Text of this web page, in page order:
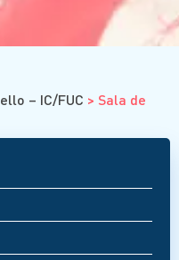
– IC/FUC > Sala de